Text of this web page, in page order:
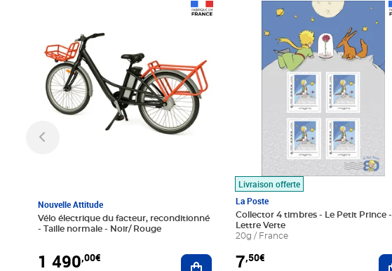
Nouvelle Attitude
Vélo électrique du facteur, reconditionné
- Taille normale - Noir/ Rouge
1 490,00€ Ajouter au panier
Livraison offerte
La Poste
Collector 4 timbres - Le Petit Prince -
Lettre Verte
20g / France
7,50€
Prix 7,50€